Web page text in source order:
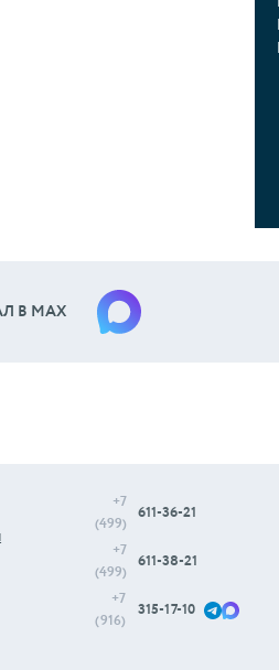
В МАХ
+7
(499)
611-36-21
+7
(499)
611-38-21
+7
(916)
315-17-10